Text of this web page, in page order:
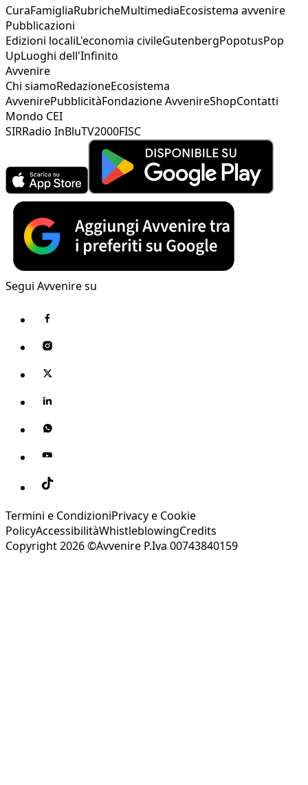
CuraFamigliaRubricheMultimediaEcosistema avvenire
Pubblicazioni
Edizioni localiL'economia civileGutenbergPopotusPop
UpLuoghi dell'Infinito
Avvenire
Chi siamoRedazioneEcosistema
AvvenirePubblicitàFondazione AvvenireShopContatti
Mondo CEI
SIRRadio InBluTV2000FISC
Segui Avvenire su
Termini e CondizioniPrivacy e Cookie
PolicyAccessibilitàWhistleblowingCredits
Copyright 2026 ©Avvenire P.Iva 00743840159